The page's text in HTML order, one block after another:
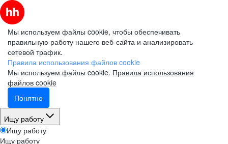
Мы используем файлы cookie, чтобы обеспечивать
правильную работу нашего веб-сайта и анализировать
сетевой трафик.
Правила использования файлов cookie
Мы используем файлы cookie. Правила использования
файлов cookie
Понятно
Ищу работу
Ищу работу
Ищу работу